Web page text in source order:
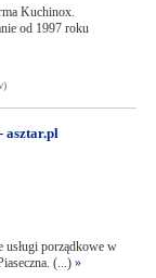
Kuchinox.
od 1997 roku
asztar.pl
usługi porządkowe w
(...) »